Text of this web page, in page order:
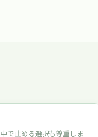
で止める選択も尊重しま